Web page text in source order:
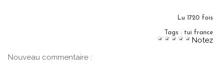
Lu 1720 fois
Tags : tui france
Notez
Nouveau commentaire :